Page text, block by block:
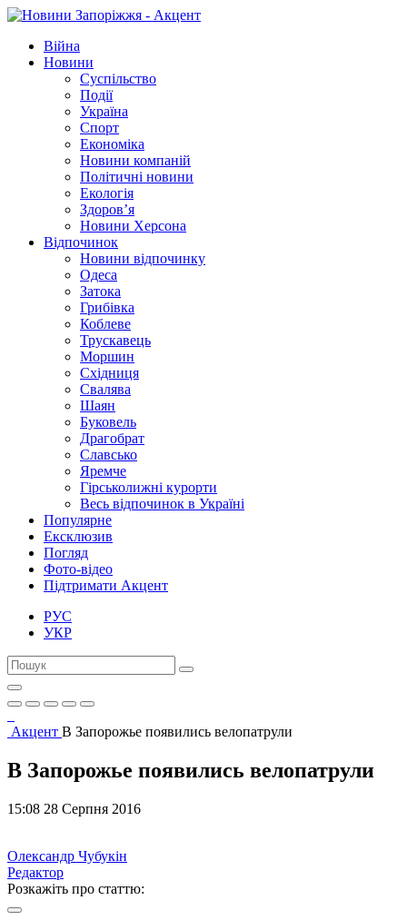
Війна
Новини
Суспільство
Події
Україна
Спорт
Економіка
Новини компаній
Політичні новини
Екологія
Здоров’я
Новини Херсона
Відпочинок
Новини відпочинку
Одеса
Затока
Грибівка
Коблеве
Трускавець
Моршин
Східниця
Свалява
Шаян
Буковель
Драгобрат
Славсько
Яремче
Гірськолижні курорти
Весь відпочинок в Україні
Популярне
Ексклюзив
Погляд
Фото-відео
Підтримати Акцент
РУС
УКР
Акцент В Запорожье появились велопатрули
В Запорожье появились велопатрули
15:08 28 Серпня 2016
Олександр Чубукін
Редактор
Розкажіть про статтю: